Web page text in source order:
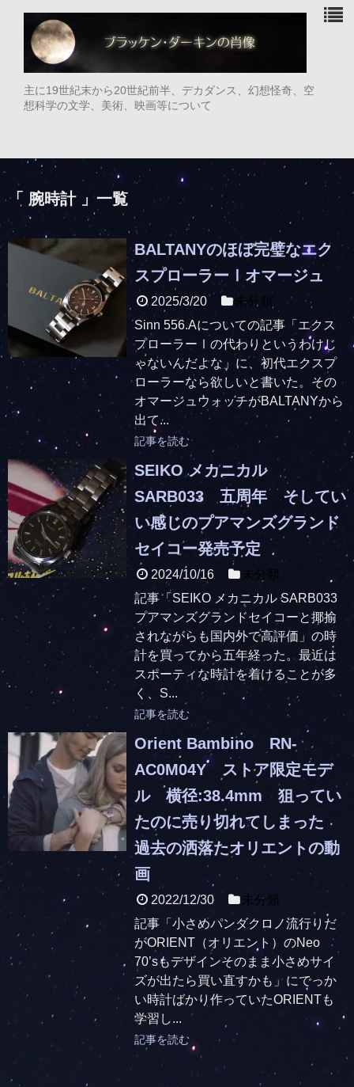
主に19世紀末から20世紀前半、デカダンス、幻想怪奇、空
想科学の文学、美術、映画等について
「 腕時計 」一覧
BALTANYのほぼ完璧なエク
スプローラーⅠオマージュ
2025/3/20
未分類
Sinn 556.Aについての記事「エクス
プローラーⅠの代わりというわけじ
ゃないんだよな」に、初代エクスプ
ローラーなら欲しいと書いた。その
オマージュウォッチがBALTANYから
出て...
記事を読む
SEIKO メカニカル
SARB033 五周年 そしてい
い感じのプアマンズグランド
セイコー発売予定
2024/10/16
未分類
記事「SEIKO メカニカル SARB033
プアマンズグランドセイコーと揶揄
されながらも国内外で高評価」の時
計を買ってから五年経った。最近は
スポーティな時計を着けることが多
く、S...
記事を読む
Orient Bambino RN-
AC0M04Y ストア限定モデ
ル 横径:38.4mm 狙ってい
たのに売り切れてしまった
過去の洒落たオリエントの動
画
2022/12/30
未分類
記事「小さめパンダクロノ流行りだ
がORIENT（オリエント）のNeo
70’sもデザインそのまま小さめサイ
ズが出たら買い直すかも」にでっか
い時計ばかり作っていたORIENTも
学習し...
記事を読む